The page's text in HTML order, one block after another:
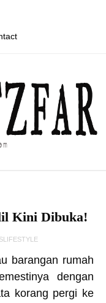
Kini Dibuka!
barangan rumah
dengan
korang pergi ke